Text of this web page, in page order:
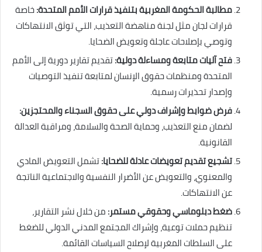
مطالبة الحكومة المغربية بتنفيذ قرارات الأمم المتحدة:خاصة
قرارات لجان مثل لجنة مناهضة التعذيب، التي توثق الانتهاكات
وتوصي بإصلاحات عاجلة وتعويض الضحايا.
فتح آليات متابعة ومساءلة دولية:تقديم تقارير دورية إلى الأمم
المتحدة ومنظمات حقوق الإنسان لمتابعة تنفيذ التوصيات
وإصدار تحذيرات رسمية.
فرض ضوابط وإشراف دولي على حقوق السجناء والمحتجزين:
لضمان منع التعذيب، وحماية الصحة والسلامة، ومراقبة العدالة
القانونية.
تشجيع تقديم تعويضات عادلة للضحايا:تشمل التعويض المادي
والمعنوي، والتعويض عن الأضرار النفسية والاجتماعية الناتجة
عن الانتهاكات.
ضغط دبلوماسي وحقوقي مستمر:من خلال نشر التقارير،
تنظيم حملات توعية، وإشراك المجتمع المدني الدولي للضغط
على السلطات المغربية لإصلاح السياسات القائمة.